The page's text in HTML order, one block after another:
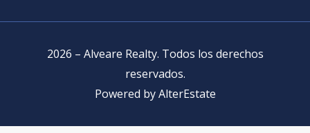
2026 – Alveare Realty. Todos los derechos
reservados.
Powered by AlterEstate